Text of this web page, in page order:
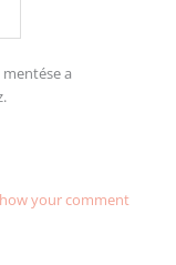
a
your comment